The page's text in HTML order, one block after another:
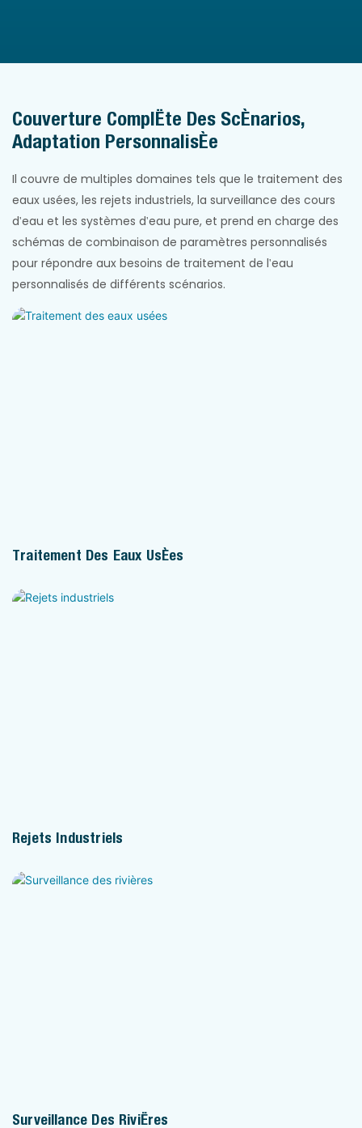
Couverture Complète Des Scénarios,
Adaptation Personnalisée
Il couvre de multiples domaines tels que le traitement des
eaux usées, les rejets industriels, la surveillance des cours
d'eau et les systèmes d'eau pure, et prend en charge des
schémas de combinaison de paramètres personnalisés
pour répondre aux besoins de traitement de l'eau
personnalisés de différents scénarios.
Traitement Des Eaux Usées
Rejets Industriels
Surveillance Des Rivières